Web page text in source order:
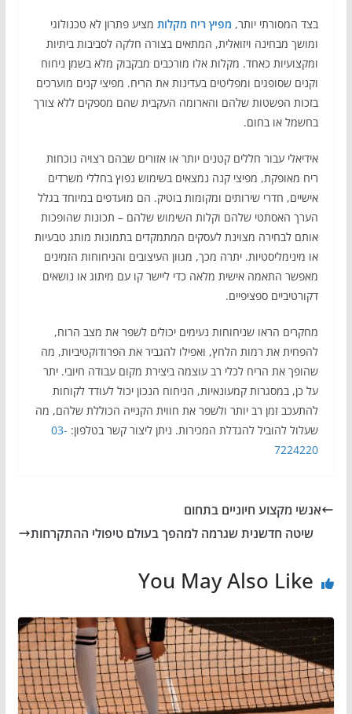
בצד המסורתי יותר, מפיץ ריח מקלותמציע פתרון לא טכנולוגי
ומושך מבחינה ויזואלית, המתאים בצורה חלקה לסביבות ביתיות
ומקצועיות כאחד. מקלות אלו מורכבים מבקבוק מלא בשמן ניחוח
וקנים שסופגים ומפליטים בעדינות את הריח. מפיצי קנים מוערכים
בזכות הפשטות שלהם והארומה העקבית שהם מספקים ללא צורך
בחשמל או בחום.
אידיאלי עבור חללים קטנים יותר או אזורים שבהם רצויה נוכחות
ריח מאופקת, מפיצי קנה נמצאים בשימוש נפוץ בחללי משרדים
אישיים, חדרי שירותים ומקומות בוטיק. הם מועדפים במיוחד בגלל
הערך האסתטי שלהם וקלות השימוש שלהם – תכונות שהופכות
אותם לבחירה מצוינת לעסקים המתמקדים בתמונות מותג טבעיות
או מינימליסטיות. יתרה מכך, מגוון העיצובים והניחוחות הזמינים
מאפשר התאמה אישית מלאה כדי ליישר קו עם מיתוג או נושאים
דקורטיביים ספציפיים.
מחקרים הראו שניחוחות נעימים יכולים לשפר את מצב הרוח,
להפחית את רמות הלחץ, ואפילו להגביר את הפרודוקטיביות, מה
שהופך את הריח לכלי רב עוצמה ביצירת מקום עבודה חיובי. יתר
על כן, במסגרות קמעונאיות, הניחוח הנכון יכול לעודד לקוחות
להתעכב זמן רב יותר ולשפר את חווית הקנייה הכוללת שלהם, מה
שעלול להוביל להגדלת המכירות. ניתן ליצור קשר בטלפון: 03-
7224220
אנשי מקצוע חיוניים בתחום
שיטה חדשנית שגרמה למהפך בעולם טיפולי ההתקרחות
You May Also Like